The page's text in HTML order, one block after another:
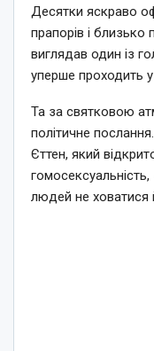
Десятки яскраво
прапорів і близько
виглядав один із
уперше проходить
Та за святковою
політичне
Єттен, який
людей не ховатися